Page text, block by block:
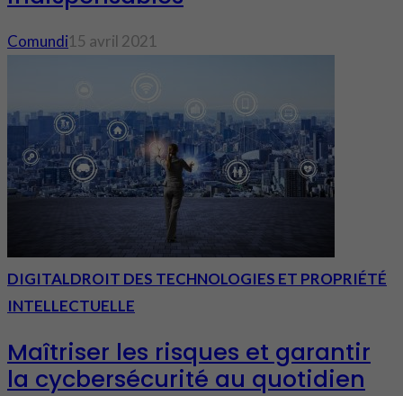
Comundi15 avril 2021
DIGITALDROIT DES TECHNOLOGIES ET PROPRIÉTÉ
INTELLECTUELLE
Maîtriser les risques et garantir
la cycbersécurité au quotidien